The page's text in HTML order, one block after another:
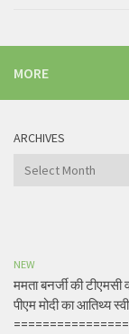
MORE
ARCHIVES
Archives
NEW
ममता बनर्जी की
पीएम मोदी का आतिथ्य
================